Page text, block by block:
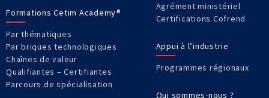
Formations Cetim Academy®
Par thématiques
Par briques technologiques
Chaînes de valeur
Qualifiantes – Certifiantes
Parcours de spécialisation
Agrément ministériel
Certifications Cofrend
Appui à l’industrie
Programmes régionaux
Qui sommes-nous ?